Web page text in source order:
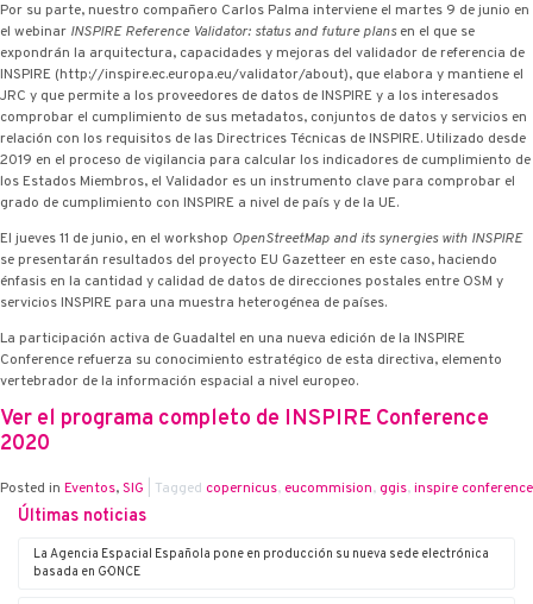
Por su parte, nuestro compañero Carlos Palma interviene el martes 9 de junio en
el webinar INSPIRE Reference Validator: status and future plansen el que se
expondrán la arquitectura, capacidades y mejoras del validador de referencia de
INSPIRE (http://inspire.ec.europa.eu/validator/about), que elabora y mantiene el
JRC y que permite a los proveedores de datos de INSPIRE y a los interesados
comprobar el cumplimiento de sus metadatos, conjuntos de datos y servicios en
relación con los requisitos de las Directrices Técnicas de INSPIRE. Utilizado desde
2019 en el proceso de vigilancia para calcular los indicadores de cumplimiento de
los Estados Miembros, el Validador es un instrumento clave para comprobar el
grado de cumplimiento con INSPIRE a nivel de país y de la UE.
El jueves 11 de junio, en el workshop OpenStreetMap and its synergies with INSPIRE
se presentarán resultados del proyecto EU Gazetteer en este caso, haciendo
énfasis en la cantidad y calidad de datos de direcciones postales entre OSM y
servicios INSPIRE para una muestra heterogénea de países.
La participación activa de Guadaltel en una nueva edición de la INSPIRE
Conference refuerza su conocimiento estratégico de esta directiva, elemento
vertebrador de la información espacial a nivel europeo.
Ver el programa completo de INSPIRE Conference
2020
Posted in Eventos,SIG Tagged copernicus, eucommision, ggis,inspire conference
Últimas noticias
La Agencia Espacial Española pone en producción su nueva sede electrónica
basada en G·ONCE